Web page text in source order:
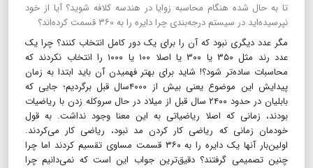
تا به حال شده هنگام محاسبه زوایا در هندسه کلافه شوید؟ آیا از خود
نپرسیده‌اید در سیستم درجه‌بندی چرا دایره را به ۳۶۰ قسمت کرده‌اند؟
مگر عدد دیگری نبود که آن را برای یک دور کامل انتخاب کنند؟ چرا یک
عدد رند مثل ۳۵۰ یا ۳۰۰ یا اصلا ۱۰۰ یا ۱۰۰۰ را انتخاب نکردند که
محاسبات ساده‌تر شود؟! شاید برای بهتر فهمیدن آن باید ابتدا به زمان
پیدایش این موضوع یعنی بیش از ۴۰۰۰سال قبل برگردیم؛ جایی که
بابلیان در حدود ۲۴۰۰ سال قبل از میلاد در حال سروکله زدن با ریاضیات
بودند، زمانی که اصلا ریاضیاتی به این معنا وجود نداشت. به قول
خودمان زمانی که ریاضی کار کردن مد نبود، ریاضی کار می‌کردند.
اولین‌بار آنها یک دایره را به ۳۶۰ قسمت مساوی تقسیم کردند اما چرا
چنین تصمیمی گرفتند؟ دقیق‌ترین جواب این است که نمی‌دانیم چرا